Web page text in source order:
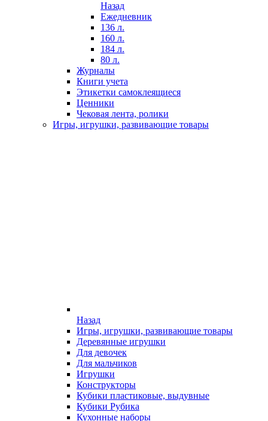
Назад
Ежедневник
136 л.
160 л.
184 л.
80 л.
Журналы
Книги учета
Этикетки самоклеящиеся
Ценники
Чековая лента, ролики
Игры, игрушки, развивающие товары
Назад
Игры, игрушки, развивающие товары
Деревянные игрушки
Для девочек
Для мальчиков
Игрушки
Конструкторы
Кубики пластиковые, выдувные
Кубики Рубика
Кухонные наборы